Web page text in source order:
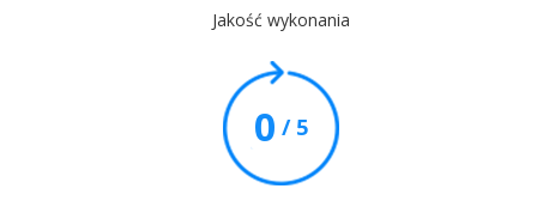
Jakość wykonania
0 / 5